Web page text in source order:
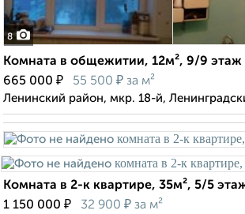
8
Комната в общежитии, 12м², 9/9 этаж
665 000 ₽ 55 500 ₽ за м²
Ленинский район, мкр. 18-й,
Комната в 2-к квартире, 35м², 5/5
1 150 000 ₽ 32 900 ₽ за м²